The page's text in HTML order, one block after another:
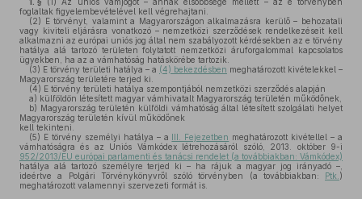
foglaltak figyelembevételével kell végrehajtani.
(2) E törvényt, valamint a Magyarországon alkalmazásra kerülő – behozatali
vagy kiviteli eljárásra vonatkozó – nemzetközi szerződések rendelkezéseit kell
alkalmazni az európai uniós jog által nem szabályozott kérdésekben az e törvény
hatálya alá tartozó területen folytatott nemzetközi áruforgalommal kapcsolatos
ügyekben, ha az a vámhatóság hatáskörébe tartozik.
(3) E törvény területi hatálya – a (4) bekezdésben meghatározott kivételekkel –
Magyarország területére terjed ki.
(4) E törvény területi hatálya szempontjából nemzetközi szerződés alapján
a) külföldön létesített magyar vámhivatalt Magyarország területén működőnek,
b) Magyarország területén külföldi vámhatóság által létesített szolgálati helyet
Magyarország területén kívül működőnek
kell tekinteni.
(5) E törvény személyi hatálya – a III. Fejezetben meghatározott kivétellel – a
vámhatóságra és az Uniós Vámkódex létrehozásáról szóló, 2013. október 9-i
952/2013/EU európai parlamenti és tanácsi rendelet (a továbbiakban: Vámkódex)
hatálya alá tartozó személyre terjed ki – ha rájuk a magyar jog irányadó –,
ideértve a Polgári Törvénykönyvről szóló törvényben (a továbbiakban: Ptk. )
meghatározott valamennyi szervezeti formát is.